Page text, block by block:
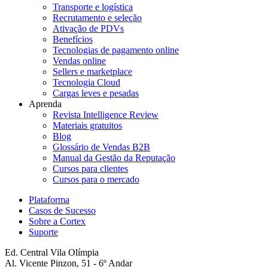
Transporte e logística
Recrutamento e seleção
Ativação de PDVs
Benefícios
Tecnologias de pagamento online
Vendas online
Sellers e marketplace
Tecnologia Cloud
Cargas leves e pesadas
Aprenda
Revista Intelligence Review
Materiais gratuitos
Blog
Glossário de Vendas B2B
Manual da Gestão da Reputação
Cursos para clientes
Cursos para o mercado
Plataforma
Casos de Sucesso
Sobre a Cortex
Suporte
Ed. Central Vila Olímpia
Al. Vicente Pinzon, 51 - 6º Andar